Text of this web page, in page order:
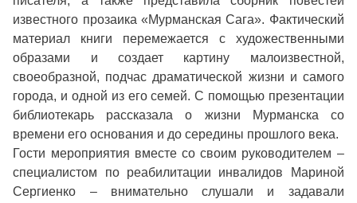
известного прозаика «Мурманская Сага». Фактический
материал книги перемежается с художественными
образами и создает картину малоизвестной,
своеобразной, подчас драматической жизни и самого
города, и одной из его семей. С помощью презентации
библиотекарь рассказала о жизни Мурманска со
времени его основания и до середины прошлого века.
Гости мероприятия вместе со своим руководителем –
специалистом по реабилитации инвалидов Мариной
Сергиенко – внимательно слушали и задавали